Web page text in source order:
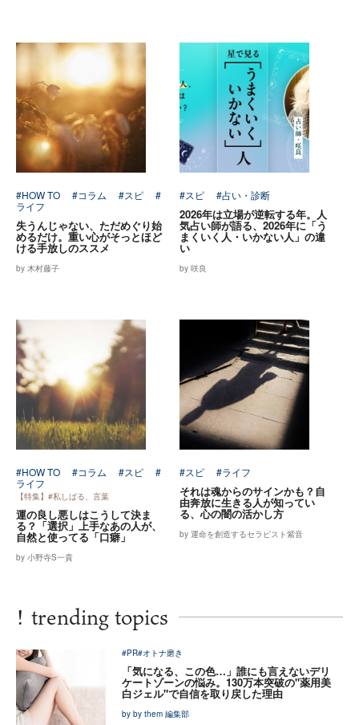
#HOW TO #コラム #スピ
#
ライフ
失うんじゃない、ただめぐり始
めるだけ。重い心がそっとほど
ける手放しのススメ
by 木村藤子
#スピ #占い・診断
2026年は立場が逆転する年。人
気占い師が語る、2026年に「う
まくいく人・いかない人」の違
い
by 咲良
#HOW TO #コラム #スピ
#
ライフ
【特集】#私しばる、言葉
運の良し悪しはこうして決ま
る？「選択」上手なあの人が、
自然と使ってる「口癖」
by 小野寺S一貴
#スピ #ライフ
それは魂からのサインかも？自
由奔放に生きる人が知ってい
る、心の闇の活かし方
by 運命を創造するセラピスト紫音
! trending topics
#PR#オトナ磨き
「気になる、この色…」誰にも言えないデリ
ケートゾーンの悩み。130万本突破の"薬用美
白ジェル"で自信を取り戻した理由
by by them 編集部